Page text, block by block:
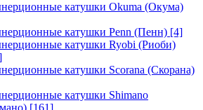
катушки Okuma (Окума)
катушки Penn (Пенн) [4]
катушки Ryobi (Риоби)
катушки Scorana (Скорана)
катушки Shimano